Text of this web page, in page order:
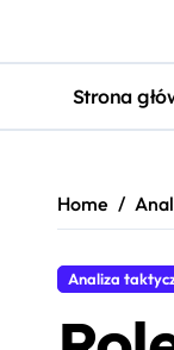
Strona
Home
Analiza